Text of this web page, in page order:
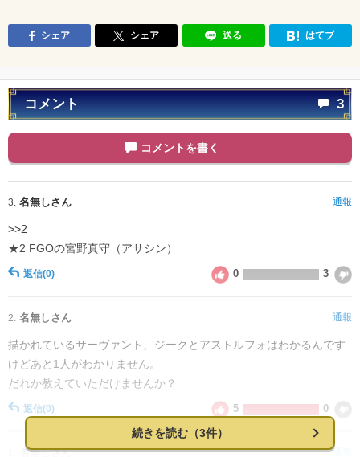
シェア シェア 送る はてブ
コメント 3
コメントを書く
3. 名無しさん 通報
>>2
★2 FGOの宮野真守（アサシン）
返信(0) 0 3
2. 名無しさん 通報
描かれているサーヴァント、ジークとアストルフォはわかるんです
けどあと1人がわかりません。
だれか教えていただけませんか？
返信(0) 5 0
名無しさん 通報
続きを読む（3件）